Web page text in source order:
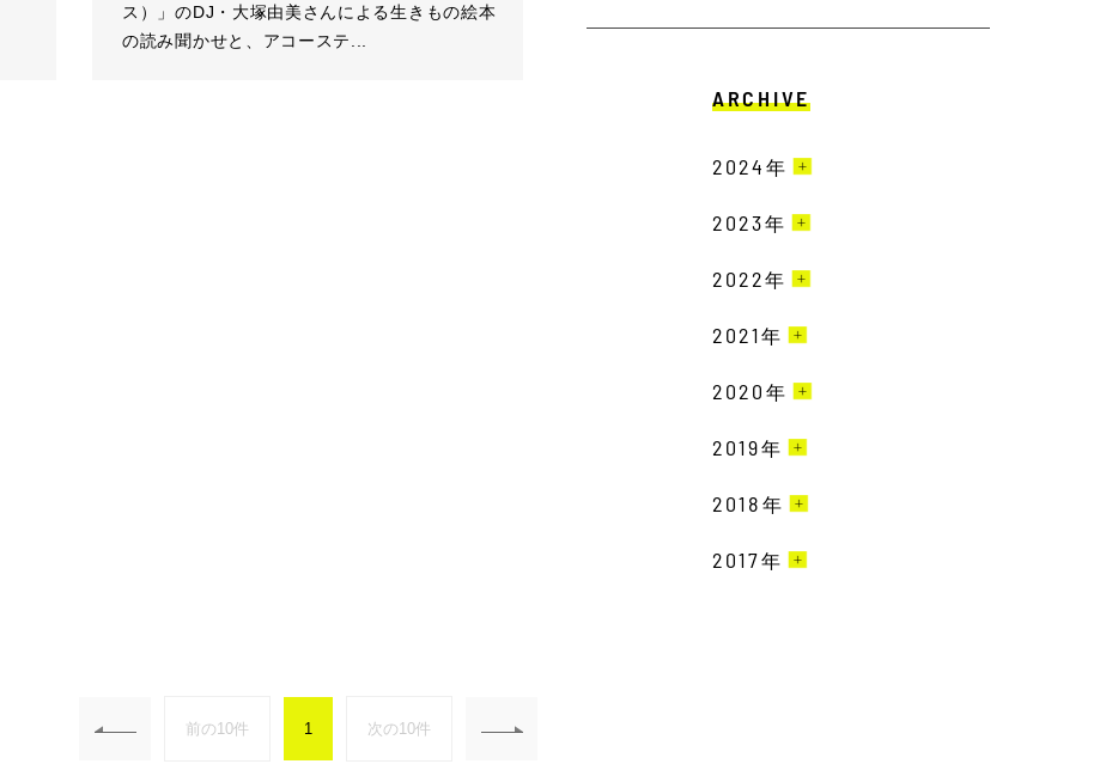
ス）」のDJ・大塚由美さんによる生きもの絵本
の読み聞かせと、アコーステ...
前の10件 1 次の10件
ARCHIVE
2024 年
5月［1］
2023年
10月［1］
2月［2］
2022年
11月［1］
2021年
10月［2］
2020 年
12月［2］
2019年
12月［1］
2018 年
12月［1］
2017年